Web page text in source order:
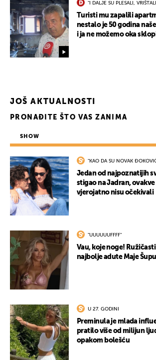
"I DALJE SU PLESALI,
Turisti mu zapalili
nestalo je 50 godina
i ja ne možemo oka
JOŠ AKTUALNOSTI
PRONAĐITE ŠTO VAS ZANIMA
SHOW
"KAO DA SU NOVAK
Jedan od najpoznatijih
stigao na Jadran,
vjerojatno nisu očekivali
"UUUUUUFFFF"
Vau, koje noge!
najbolje adute Maje
U 27. GODINI
Preminula je mlada
pratilo više od milijun
opakom bolešću